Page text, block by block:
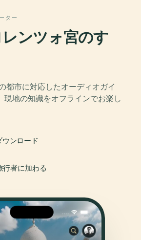
ター
ンツォ宮のす
都市に対応したオーディオガイ
現地の知識をオフラインでお楽し
ンロード
行者に加わる